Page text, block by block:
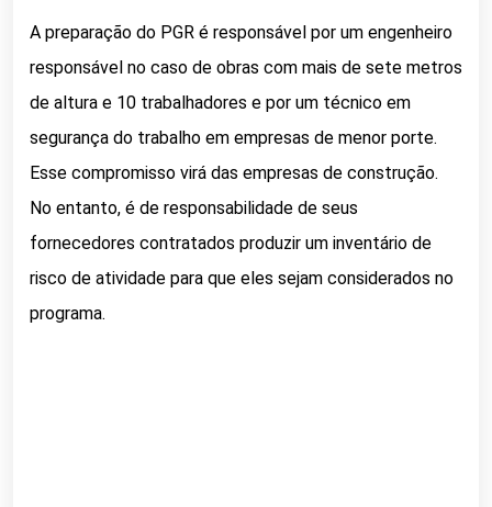
A preparação do PGR é responsável por um engenheiro
responsável no caso de obras com mais de sete metros
de altura e 10 trabalhadores e por um técnico em
segurança do trabalho em empresas de menor porte.
Esse compromisso virá das empresas de construção.
No entanto, é de responsabilidade de seus
fornecedores contratados produzir um inventário de
risco de atividade para que eles sejam considerados no
programa.